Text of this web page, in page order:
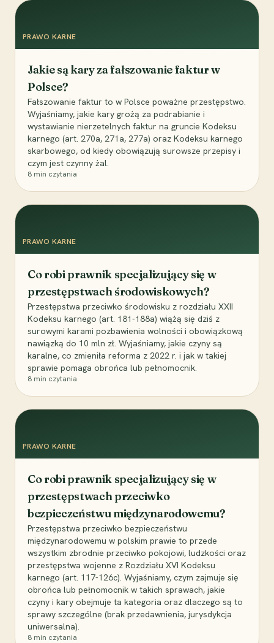
PRAWO KARNE
Jakie są kary za fałszowanie faktur w
Polsce?
Fałszowanie faktur to w Polsce poważne przestępstwo.
Wyjaśniamy, jakie kary grożą za podrabianie i
wystawianie nierzetelnych faktur na gruncie Kodeksu
karnego (art. 270a, 271a, 277a) oraz Kodeksu karnego
skarbowego, od kiedy obowiązują surowsze przepisy i
czym jest czynny żal.
8 min czytania
PRAWO KARNE
Co robi prawnik specjalizujący się w
przestępstwach środowiskowych?
Przestępstwa przeciwko środowisku z rozdziału XXII
Kodeksu karnego (art. 181-188a) wiążą się dziś z
surowymi karami pozbawienia wolności i obowiązkową
nawiązką do 10 mln zł. Wyjaśniamy, jakie czyny są
karalne, co zmieniła reforma z 2022 r. i jak w takiej
sprawie pomaga obrońca lub pełnomocnik.
8 min czytania
PRAWO KARNE
Co robi prawnik specjalizujący się w
przestępstwach przeciwko
bezpieczeństwu międzynarodowemu?
Przestępstwa przeciwko bezpieczeństwu
międzynarodowemu w polskim prawie to przede
wszystkim zbrodnie przeciwko pokojowi, ludzkości oraz
przestępstwa wojenne z Rozdziału XVI Kodeksu
karnego (art. 117-126c). Wyjaśniamy, czym zajmuje się
obrońca lub pełnomocnik w takich sprawach, jakie
czyny i kary obejmuje ta kategoria oraz dlaczego są to
sprawy szczególne (brak przedawnienia, jurysdykcja
uniwersalna).
8 min czytania